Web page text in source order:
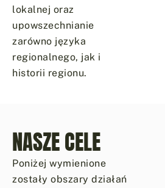
lokalnej oraz
upowszechnianie
zarówno języka
regionalnego, jak i
historii regionu.
NASZE CELE
Poniżej wymienione
zostały obszary działań